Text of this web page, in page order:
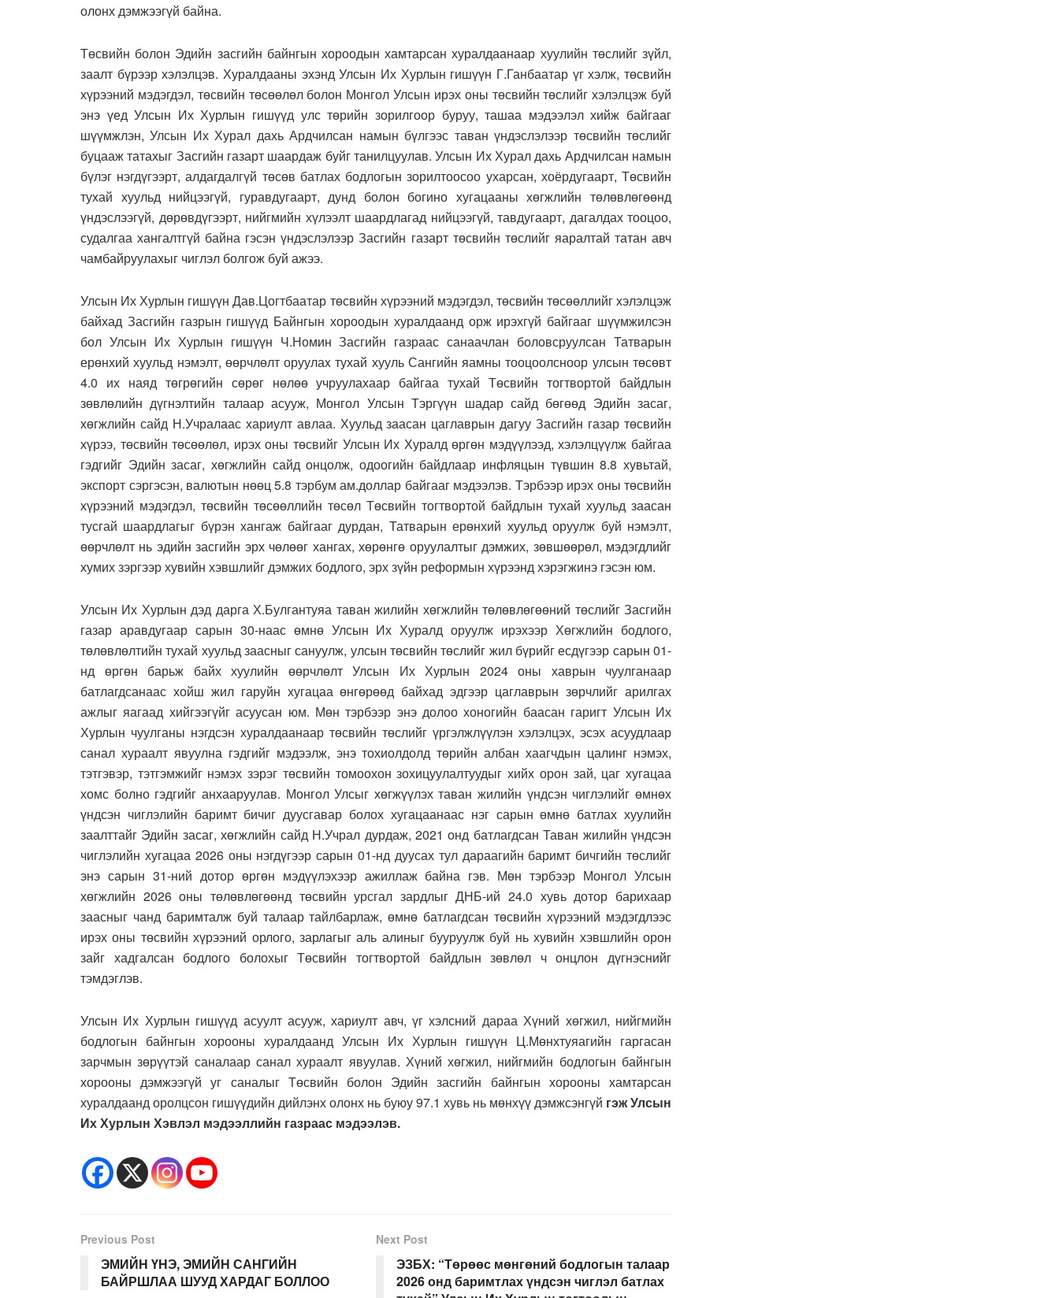
олонх дэмжээгүй байна.
Төсвийн болон Эдийн засгийн байнгын хороодын хамтарсан хуралдаанаар хуулийн төслийг зүйл,
заалт бүрээр хэлэлцэв. Хуралдааны эхэнд Улсын Их Хурлын гишүүн Г.Ганбаатар үг хэлж, төсвийн
хүрээний мэдэгдэл, төсвийн төсөөлөл болон Монгол Улсын ирэх оны төсвийн төслийг хэлэлцэж буй
энэ үед Улсын Их Хурлын гишүүд улс төрийн зорилгоор буруу, ташаа мэдээлэл хийж байгааг
шүүмжлэн, Улсын Их Хурал дахь Ардчилсан намын бүлгээс таван үндэслэлээр төсвийн төслийг
буцааж татахыг Засгийн газарт шаардаж буйг танилцуулав. Улсын Их Хурал дахь Ардчилсан намын
бүлэг нэгдүгээрт, алдагдалгүй төсөв батлах бодлогын зорилтоосоо ухарсан, хоёрдугаарт, Төсвийн
тухай хуульд нийцээгүй, гуравдугаарт, дунд болон богино хугацааны хөгжлийн төлөвлөгөөнд
үндэслээгүй, дөрөвдүгээрт, нийгмийн хүлээлт шаардлагад нийцээгүй, тавдугаарт, дагалдах тооцоо,
судалгаа хангалтгүй байна гэсэн үндэслэлээр Засгийн газарт төсвийн төслийг яаралтай татан авч
чамбайруулахыг чиглэл болгож буй ажээ.
Улсын Их Хурлын гишүүн Дав.Цогтбаатар төсвийн хүрээний мэдэгдэл, төсвийн төсөөллийг хэлэлцэж
байхад Засгийн газрын гишүүд Байнгын хороодын хуралдаанд орж ирэхгүй байгааг шүүмжилсэн
бол Улсын Их Хурлын гишүүн Ч.Номин Засгийн газраас санаачлан боловсруулсан Татварын
ерөнхий хуульд нэмэлт, өөрчлөлт оруулаx тухай хууль Сангийн яамны тооцоолсноор улсын төсөвт
4.0 их наяд төгрөгийн сөрөг нөлөө учруулахаар байгаа тухай Төсвийн тогтвортой байдлын
зөвлөлийн дүгнэлтийн талаар асууж, Монгол Улсын Тэргүүн шадар сайд бөгөөд Эдийн засаг,
хөгжлийн сайд Н.Учралаас хариулт авлаа. Хуульд заасан цаглаврын дагуу Засгийн газар төсвийн
хүрээ, төсвийн төсөөлөл, ирэх оны төсвийг Улсын Их Хуралд өргөн мэдүүлээд, хэлэлцүүлж байгаа
гэдгийг Эдийн засаг, хөгжлийн сайд онцолж, одоогийн байдлаар инфляцын түвшин 8.8 хувьтай,
экспорт сэргэсэн, валютын нөөц 5.8 тэрбум ам.доллар байгааг мэдээлэв. Тэрбээр ирэх оны төсвийн
хүрээний мэдэгдэл, төсвийн төсөөллийн төсөл Төсвийн тогтвортой байдлын тухай хуульд заасан
тусгай шаардлагыг бүрэн хангаж байгааг дурдан, Татварын ерөнхий хуульд оруулж буй нэмэлт,
өөрчлөлт нь эдийн засгийн эрх чөлөөг хангах, хөрөнгө оруулалтыг дэмжих, зөвшөөрөл, мэдэгдлийг
хумих зэргээр хувийн хэвшлийг дэмжих бодлого, эрх зүйн реформын хүрээнд хэрэгжинэ гэсэн юм.
Улсын Их Хурлын дэд дарга Х.Булгантуяа таван жилийн хөгжлийн төлөвлөгөөний төслийг Засгийн
газар аравдугаар сарын 30-наас өмнө Улсын Их Хуралд оруулж ирэхээр Хөгжлийн бодлого,
төлөвлөлтийн тухай хуульд заасныг сануулж, улсын төсвийн төслийг жил бүрийг есдүгээр сарын 01-
нд өргөн барьж байх хуулийн өөрчлөлт Улсын Их Хурлын 2024 оны хаврын чуулганаар
батлагдсанаас хойш жил гаруйн хугацаа өнгөрөөд байхад эдгээр цаглаврын зөрчлийг арилгах
ажлыг яагаад хийгээгүйг асуусан юм. Мөн тэрбээр энэ долоо хоногийн баасан гаригт Улсын Их
Хурлын чуулганы нэгдсэн хуралдаанаар төсвийн төслийг үргэлжлүүлэн хэлэлцэх, эсэх асуудлаар
санал хураалт явуулна гэдгийг мэдээлж, энэ тохиолдолд төрийн албан хаагчдын цалинг нэмэх,
тэтгэвэр, тэтгэмжийг нэмэх зэрэг төсвийн томоохон зохицуулалтуудыг хийх орон зай, цаг хугацаа
хомс болно гэдгийг анхааруулав. Монгол Улсыг хөгжүүлэх таван жилийн үндсэн чиглэлийг өмнөх
үндсэн чиглэлийн баримт бичиг дуусгавар болох хугацаанаас нэг сарын өмнө батлах хуулийн
заалттайг Эдийн засаг, хөгжлийн сайд Н.Учрал дурдаж, 2021 онд батлагдсан Таван жилийн үндсэн
чиглэлийн хугацаа 2026 оны нэгдүгээр сарын 01-нд дуусах тул дараагийн баримт бичгийн төслийг
энэ сарын 31-ний дотор өргөн мэдүүлэхээр ажиллаж байна гэв. Мөн тэрбээр Монгол Улсын
хөгжлийн 2026 оны төлөвлөгөөнд төсвийн урсгал зардлыг ДНБ-ий 24.0 хувь дотор барихаар
заасныг чанд баримталж буй талаар тайлбарлаж, өмнө батлагдсан төсвийн хүрээний мэдэгдлээс
ирэх оны төсвийн хүрээний орлого, зарлагыг аль алиныг бууруулж буй нь хувийн хэвшлийн орон
зайг хадгалсан бодлого болохыг Төсвийн тогтвортой байдлын зөвлөл ч онцлон дүгнэснийг
тэмдэглэв.
Улсын Их Хурлын гишүүд асуулт асууж, хариулт авч, үг хэлсний дараа Хүний хөгжил, нийгмийн
бодлогын байнгын хорооны хуралдаанд Улсын Их Хурлын гишүүн Ц.Мөнхтуяагийн гаргасан
зарчмын зөрүүтэй саналаар санал хураалт явуулав. Хүний хөгжил, нийгмийн бодлогын байнгын
хорооны дэмжээгүй уг саналыг Төсвийн болон Эдийн засгийн байнгын хорооны хамтарсан
хуралдаанд оролцсон гишүүдийн дийлэнх олонх нь буюу 97.1 хувь нь мөнхүү дэмжсэнгүй гэж Улсын
Их Хурлын Хэвлэл мэдээллийн газраас мэдээлэв.
Previous Post
ЭМИЙН ҮНЭ, ЭМИЙН САНГИЙН
БАЙРШЛАА ШУУД ХАРДАГ БОЛЛОО
Next Post
ЭЗБХ: “Төрөөс мөнгөний бодлогын талаар
2026 онд баримтлах үндсэн чиглэл батлах